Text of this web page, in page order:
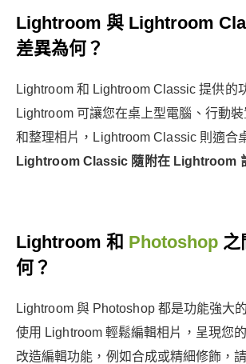
Lightroom 與 Lightroom
差異為何？
Lightroom 和 Lightroom Classic 提供的
Lightroom 可讓您在桌上型電腦、行動
和整理相片，Lightroom Classic 則適合
Lightroom Classic 隨附在 Lightroom
Lightroom 和 Photoshop 之
何？
Lightroom 與 Photoshop 都是功能強大
使用 Lightroom 輕鬆編輯相片，呈現您
改造編輯功能，例如合成或精細修飾，